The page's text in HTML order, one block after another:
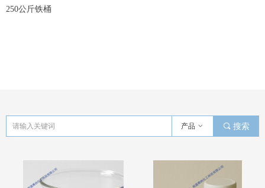
250公斤铁桶
끠 搜索
产品 ꀁ